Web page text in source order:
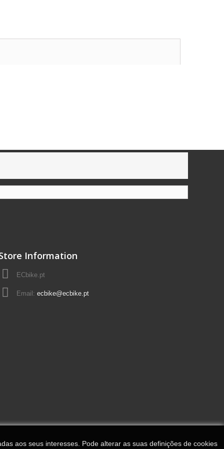
Information
ECbike.pt
Email: ecbike@ecbike.pt
aos seus interesses. Pode alterar as suas definições de cookies